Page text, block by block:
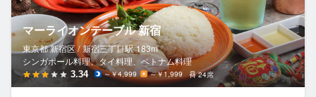
マーライオンテーブル 新宿
東京都 新宿区 / 新宿三丁目駅 183m
シンガポール料理、タイ料理、ベトナム料理
3.34 ～￥4,999 ～￥1,999 24席